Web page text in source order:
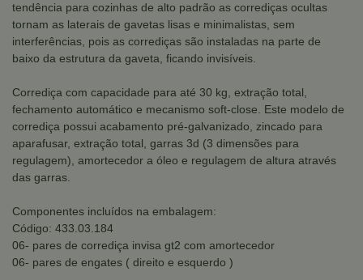
tendência para cozinhas de alto padrão as corrediças ocultas
tornam as laterais de gavetas lisas e minimalistas, sem
interferências, pois as corrediças são instaladas na parte de
baixo da estrutura da gaveta, ficando invisíveis.
Corrediça com capacidade para até 30 kg, extração total,
fechamento automático e mecanismo soft-close. Este modelo de
corrediça possui acabamento pré-galvanizado, zincado para
aparafusar, extração total, garras 3d (3 dimensões para
regulagem), amortecedor a óleo e regulagem de altura através
das garras.
Componentes incluídos na embalagem:
Código: 433.03.184
06- pares de corrediça invisa gt2 com amortecedor
06- pares de engates ( direito e esquerdo )